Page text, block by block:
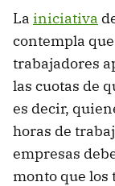
La iniciativa
contempla
trabajadores
las cuotas de
es decir,
horas de
empresas
monto que los